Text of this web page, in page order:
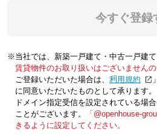
今すぐ登録
※当社では、新築一戸建て・中古一戸建て
賃貸物件のお取り扱いはございませんの
ご登録いただいた場合は、「利用規約
に同意いただいたものとして承ります。
ドメイン指定受信を設定されている場
ことがございます。
「@openhouse-
きるように設定してください。